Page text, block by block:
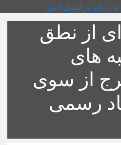
زندان در استان البرز
از نطق
های
از سوی
رسمی